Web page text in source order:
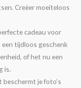
Creëer moeiteloos
cadeau voor
een tijdloos geschenk
of het nu een
is.
beschermt je foto’s